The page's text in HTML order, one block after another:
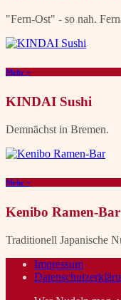
"Fern-Ost" - so nah.
Mehr +
KINDAI Sushi
Demnächst in Bremen.
Mehr +
Kenibo Ramen-Bar
Traditionell Japanische
Impressum